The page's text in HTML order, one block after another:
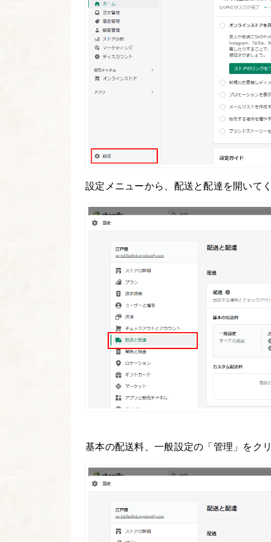
設定メニューから、配送と配達を開いて
基本の配送料、一般設定の「管理」をク